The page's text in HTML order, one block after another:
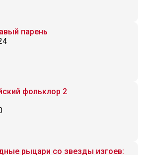
парень
фольклор 2
рыцари со звезды изгоев: